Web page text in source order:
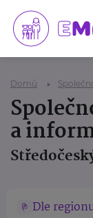
Domů
a
Dle